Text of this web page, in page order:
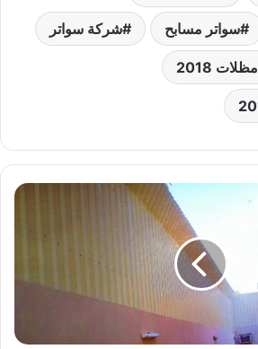
سواتر مسابح شركة سواتر
مظلات 2018